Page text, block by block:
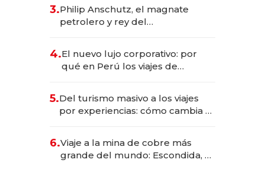
3.Philip Anschutz, el magnate
petrolero y rey del
Fénix
4.El nuevo lujo corporativo: por
qué en Perú los viajes de
transformadoras
5.Del turismo masivo a los viajes
por experiencias: cómo cambia el
6.Viaje a la mina de cobre más
grande del mundo: Escondida, el